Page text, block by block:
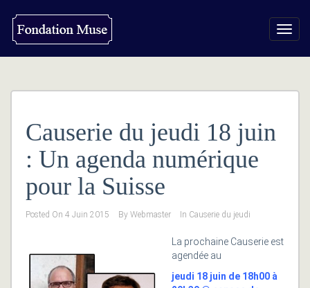
Causerie du jeudi 18 juin
: Un agenda numérique
pour la Suisse
Posted On 4 Juin 2015 By Webmaster In Causerie du jeudi
La prochaine Causerie est
agendée au
jeudi 18 juin de 18h00 à